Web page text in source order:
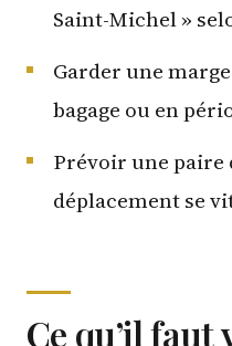
Saint-Michel »
Garder une
bagage ou en
Prévoir une paire
déplacement se
Ce qu’il faut